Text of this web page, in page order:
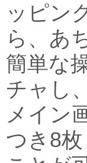
ッピン
ら、あ
簡単な
チャし
メイン
つき8